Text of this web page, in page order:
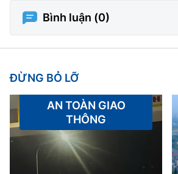
Bình luận (0)
ĐỪNG BỎ LỠ
AN TOÀN GIAO
THÔNG